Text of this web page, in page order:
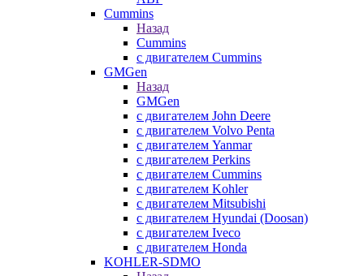
Cummins
Назад
Cummins
с двигателем Cummins
GMGen
Назад
GMGen
с двигателем John Deere
с двигателем Volvo Penta
с двигателем Yanmar
с двигателем Perkins
с двигателем Cummins
с двигателем Kohler
с двигателем Mitsubishi
с двигателем Hyundai (Doosan)
с двигателем Iveco
с двигателем Honda
KOHLER-SDMO